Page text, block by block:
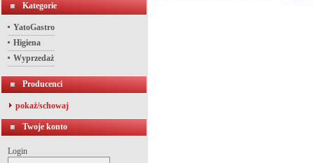
Kategorie
YatoGastro
Higiena
Wyprzedaż
Producenci
pokaż/schowaj
Twoje konto
Login